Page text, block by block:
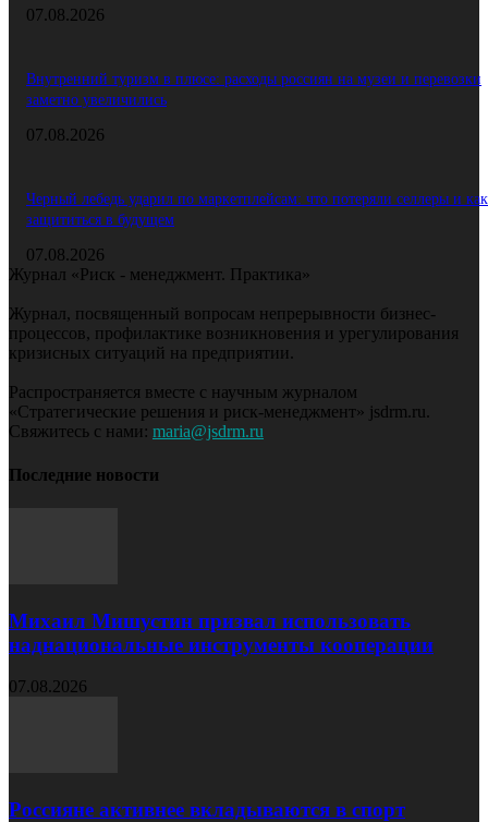
07.08.2026
Внутренний туризм в плюсе: расходы россиян на музеи и перевозки
заметно увеличились
07.08.2026
Черный лебедь ударил по маркетплейсам: что потеряли селлеры и как
защититься в будущем
07.08.2026
Журнал «Риск - менеджмент. Практика»
Журнал, посвященный вопросам непрерывности бизнес-
процессов, профилактике возникновения и урегулирования
кризисных ситуаций на предприятии.
Распространяется вместе с научным журналом
«Стратегические решения и риск-менеджмент» jsdrm.ru.
Свяжитесь с нами: maria@jsdrm.ru
Последние новости
Михаил Мишустин призвал использовать
наднациональные инструменты кооперации
07.08.2026
Россияне активнее вкладываются в спорт